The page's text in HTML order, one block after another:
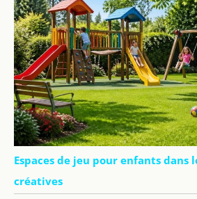
Espaces de jeu pour enfants dans
créatives